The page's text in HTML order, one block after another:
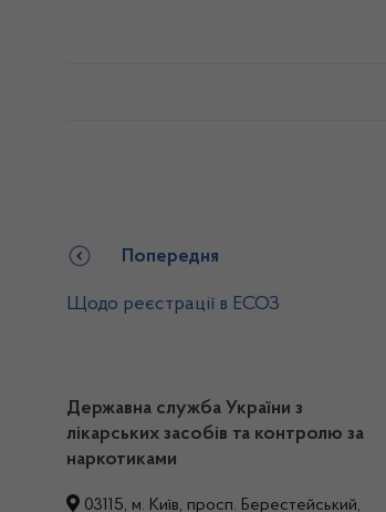
Попередня
Щодо реєстрації в ЕСОЗ
Державна служба України з
лікарських засобів та контролю за
наркотиками
03115, м. Київ, просп. Берестейський,